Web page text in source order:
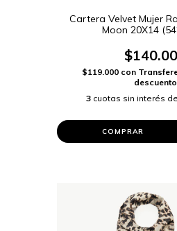
Cartera Velvet Mujer
Moon 20X14
$119.000 con
descuento
3 cuotas sin interés de
COMPRAR